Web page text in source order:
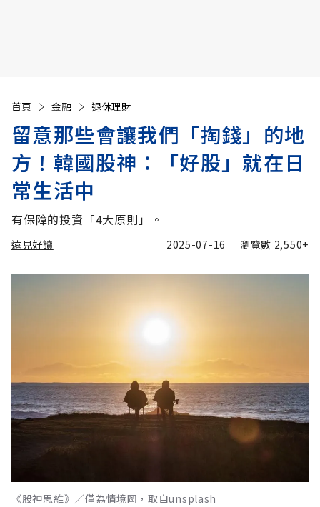
首頁 金融 退休理財
留意那些會讓我們「掏錢」的地
方！韓國股神：「好股」就在日
常生活中
有保障的投資「4大原則」。
遠見好讀 2025-07-16 瀏覽數 2,550+
《股神思維》／僅為情境圖，取自unsplash